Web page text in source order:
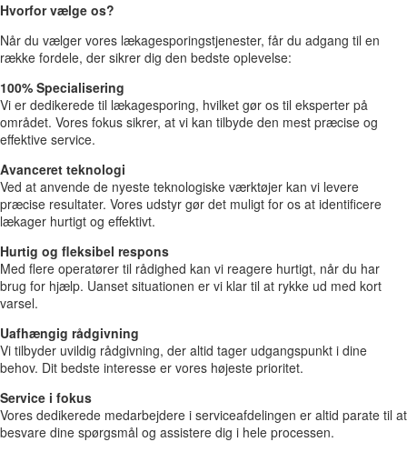
Hvorfor vælge os?
Når du vælger vores lækagesporingstjenester, får du adgang til en
række fordele, der sikrer dig den bedste oplevelse:
100% Specialisering
Vi er dedikerede til lækagesporing, hvilket gør os til eksperter på
området. Vores fokus sikrer, at vi kan tilbyde den mest præcise og
effektive service.
Avanceret teknologi
Ved at anvende de nyeste teknologiske værktøjer kan vi levere
præcise resultater. Vores udstyr gør det muligt for os at identificere
lækager hurtigt og effektivt.
Hurtig og fleksibel respons
Med flere operatører til rådighed kan vi reagere hurtigt, når du har
brug for hjælp. Uanset situationen er vi klar til at rykke ud med kort
varsel.
Uafhængig rådgivning
Vi tilbyder uvildig rådgivning, der altid tager udgangspunkt i dine
behov. Dit bedste interesse er vores højeste prioritet.
Service i fokus
Vores dedikerede medarbejdere i serviceafdelingen er altid parate til at
besvare dine spørgsmål og assistere dig i hele processen.